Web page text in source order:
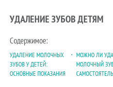
УДАЛЕНИЕ ЗУБОВ ДЕТЯМ
Содержимое:
УДАЛЕНИЕ МОЛОЧНЫХ
ЗУБОВ У ДЕТЕЙ:
ОСНОВНЫЕ ПОКАЗАНИЯ
МОЖНО ЛИ
МОЛОЧНЫЙ